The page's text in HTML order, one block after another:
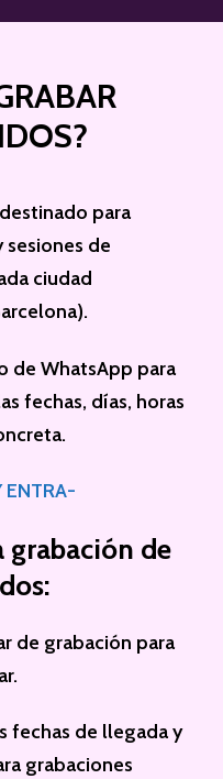
para
sesiones de
ciudad
de WhatsApp para
fechas, días, horas
ENTRA-
grabación de
de grabación para
fechas de llegada y
grabaciones